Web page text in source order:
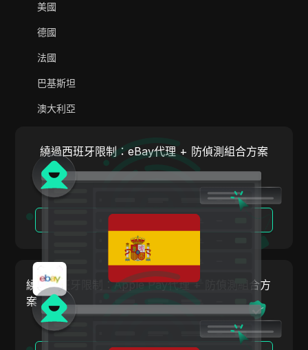
Apple Pay
ASOS
BestBuy
Cash App
ClickBank
Coinbase
美國
德國
法國
巴基斯坦
澳大利亞
義大利
荷蘭
越南
葡萄牙
阿根廷
奧地利
比利時
繞過西班牙限制：eBay代理 + 防偵測組合方案
繞過西班牙限制：Apple Pay代理 + 防偵測組合方
案